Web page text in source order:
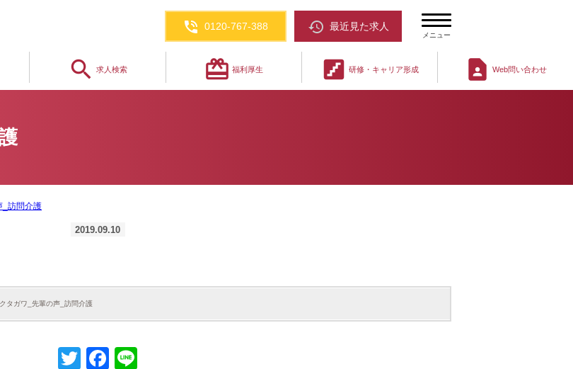
phone_in_talk 0120-767-388 restore 最近見た求人
メニュー
search 求人検索 redeem 福利厚生 stairs 研修・キャリア形成 contact_page Web問い合わせ
_訪問介護
2019.09.10
タガワ_先輩の声_訪問介護
TwitterFacebook